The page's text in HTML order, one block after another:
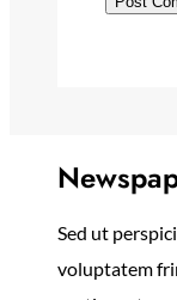
Sed ut
voluptatem